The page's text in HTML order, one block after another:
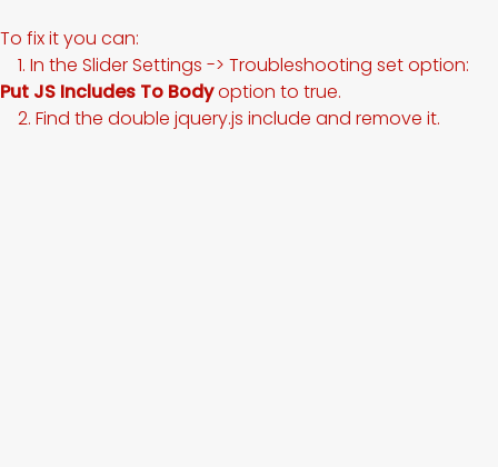
To fix it you can:
1. In the Slider Settings -> Troubleshooting set option:
Put JS Includes To Bodyoption to true.
2. Find the double jquery.js include and remove it.